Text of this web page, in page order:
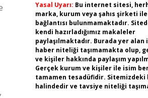
Yasal Uyarı: Bu internet sitesi,
marka, kurum veya şahıs şirketi
bağlantısı bulunmamaktadır.
kendi hazırladığımız makaleler
paylaşılmaktadır. Burada yer
haber niteliği taşımamakta olup,
ve kişiler hakkında paylaşım
Gerçek kurum ve kişiler ile isim
tamamen tesadüfidir.
halindedir ve tavsiye niteliği